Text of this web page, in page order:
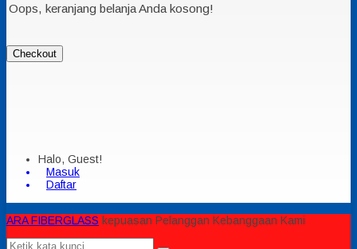
Oops, keranjang belanja Anda kosong!
Checkout
Halo, Guest!
Masuk
Daftar
ARA FIBERGLASS kepuasan Pelanggan Kebanggaan Kami